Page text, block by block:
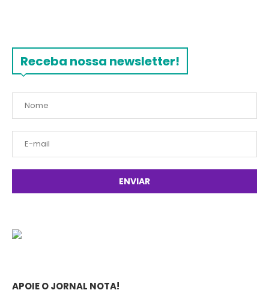
Receba nossa newsletter!
APOIE O JORNAL NOTA!